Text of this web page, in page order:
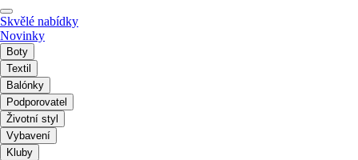
Skvělé nabídky
Novinky
Boty
Textil
Balónky
Podporovatel
Životní styl
Vybavení
Kluby